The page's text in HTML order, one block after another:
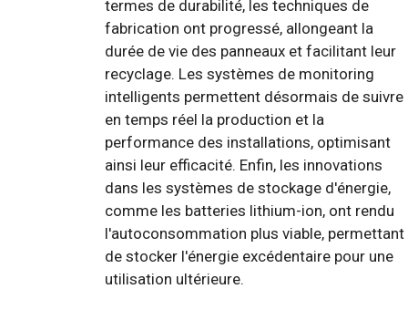
termes de durabilité, les techniques de
fabrication ont progressé, allongeant la
durée de vie des panneaux et facilitant leur
recyclage. Les systèmes de monitoring
intelligents permettent désormais de suivre
en temps réel la production et la
performance des installations, optimisant
ainsi leur efficacité. Enfin, les innovations
dans les systèmes de stockage d'énergie,
comme les batteries lithium-ion, ont rendu
l'autoconsommation plus viable, permettant
de stocker l'énergie excédentaire pour une
utilisation ultérieure.